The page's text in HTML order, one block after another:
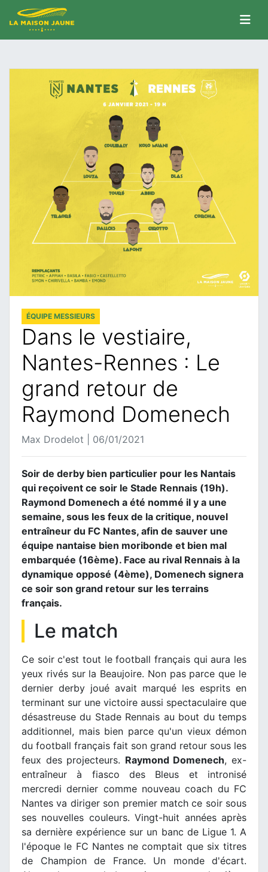
ÉQUIPE MESSIEURS
Dans le vestiaire,
Nantes-Rennes : Le
grand retour de
Raymond Domenech
Max Drodelot | 06/01/2021
Soir de derby bien particulier pour les Nantais
qui reçoivent ce soir le Stade Rennais (19h).
Raymond Domenech a été nommé il y a une
semaine, sous les feux de la critique, nouvel
entraîneur du FC Nantes, afin de sauver une
équipe nantaise bien moribonde et bien mal
embarquée (16ème). Face au rival Rennais à la
dynamique opposé (4ème), Domenech signera
ce soir son grand retour sur les terrains
français.
Le match
Ce soir c'est tout le football français qui aura les
yeux rivés sur la Beaujoire. Non pas parce que le
dernier derby joué avait marqué les esprits en
terminant sur une victoire aussi spectaculaire que
désastreuse du Stade Rennais au bout du temps
additionnel, mais bien parce qu'un vieux démon
du football français fait son grand retour sous les
feux des projecteurs. Raymond Domenech, ex-
entraîneur à fiasco des Bleus et intronisé
mercredi dernier comme nouveau coach du FC
Nantes va diriger son premier match ce soir sous
ses nouvelles couleurs. Vingt-huit années après
sa dernière expérience sur un banc de Ligue 1. A
l'époque le FC Nantes ne comptait que six titres
de Champion de France. Un monde d'écart.